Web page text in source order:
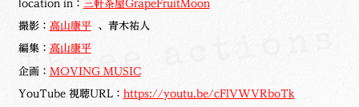
ⅼocation in： 三軒茶屋GrapeFruitMoon
撮影： 高山康平、青木祐人
編集： 高山康平
企画： MOVING MUSIC
YouTube 視聴URL： https://youtu.be/cFlVWVRboTk